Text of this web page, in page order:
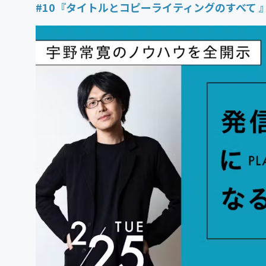
#10『タイトルとコピーライティングのすべて